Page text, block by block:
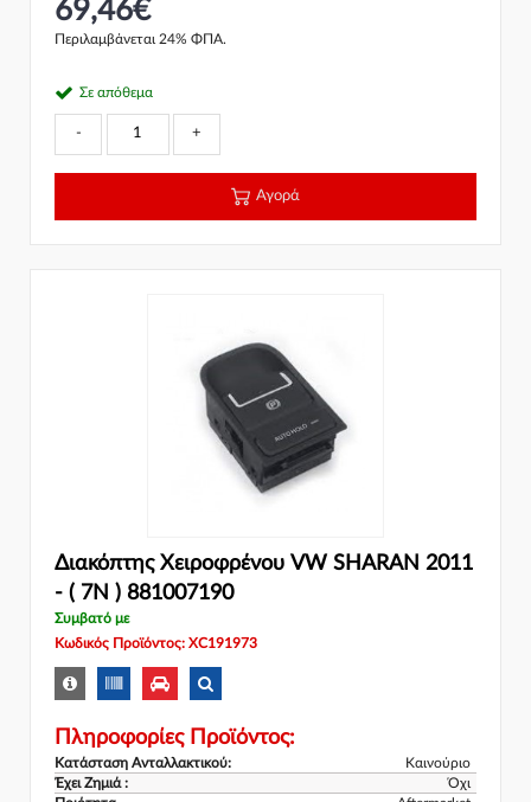
69,46€
Περιλαμβάνεται 24% ΦΠΑ.
Σε απόθεμα
- +
Αγορά
Διακόπτης Χειροφρένου VW SHARAN 2011
- ( 7N ) 881007190
Συμβατό με
Κωδικός Προϊόντος: XC191973
Πληροφορίες Προϊόντος:
Κατάσταση Ανταλλακτικού:
Καινούριο
Έχει Ζημιά :
Όχι